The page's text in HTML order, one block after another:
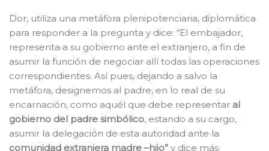
Dor, utiliza una metáfora plenipotenciaria, diplomática
para responder a la pregunta y dice: “El embajador,
representa a su gobierno ante el extranjero, a fin de
asumir la función de negociar allí todas las operaciones
correspondientes. Así pues, dejando a salvo la
metáfora, designemos al padre, en lo real de su
encarnación, como aquél que debe representar al
gobierno del padre simbólico, estando a su cargo,
asumir la delegación de esta autoridad ante la
comunidad extranjera madre –hijo” y dice más